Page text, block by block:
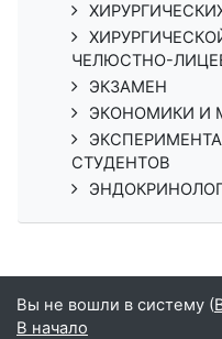
ЧЕЛЮСТНО-
ЭКЗАМЕН
ЭКОНОМИКИ И
СТУДЕНТОВ
Вы не вошли в систему (
В начало